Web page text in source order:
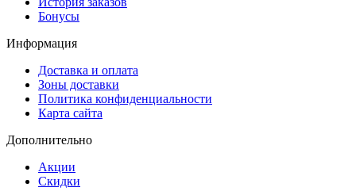
Бонусы
Информация
Доставка и оплата
Зоны доставки
Политика конфиденциальности
Карта сайта
Дополнительно
Акции
Скидки